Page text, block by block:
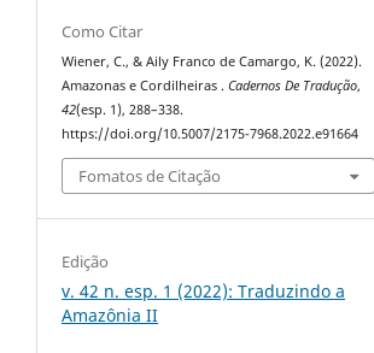
Como Citar
Wiener, C., & Aily Franco de Camargo, K. (2022).
Amazonas e Cordilheiras .Cadernos De Tradução,
42(esp. 1), 288–338.
https://doi.org/10.5007/2175-7968.2022.e91664
Fomatos de Citação
Edição
v. 42 n. esp. 1 (2022): Traduzindo a
Amazônia II